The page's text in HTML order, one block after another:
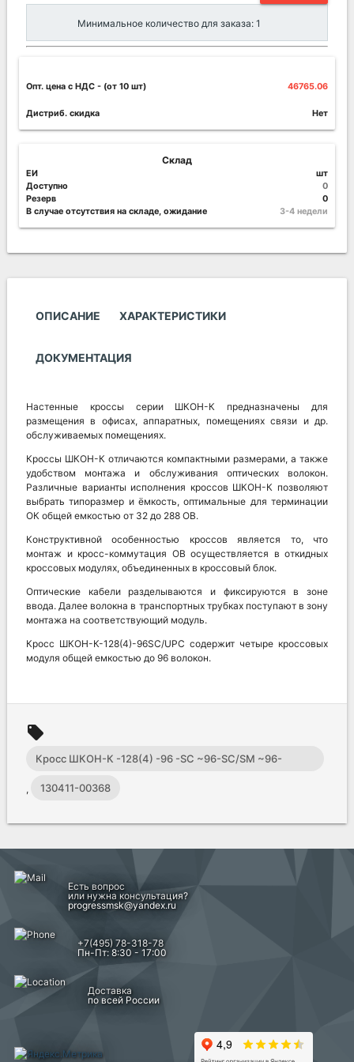
Минимальное количество для заказа: 1
Опт. цена c НДС - (от 10 шт) 46765.06
Дистриб. скидка Нет
Склад
ЕИ
шт
Доступно
0
Резерв
0
В случае отсутствия на складе, ожидание
3-4 недели
ОПИСАНИЕ ХАРАКТЕРИСТИКИ
ДОКУМЕНТАЦИЯ
Настенные кроссы серии ШКОН-К предназначены для
размещения в офисах, аппаратных, помещениях связи и др.
обслуживаемых помещениях.
Кроссы ШКОН-К отличаются компактными размерами, а также
удобством монтажа и обслуживания оптических волокон.
Различные варианты исполнения кроссов ШКОН-К позволяют
выбрать типоразмер и ёмкость, оптимальные для терминации
ОК общей емкостью от 32 до 288 ОВ.
Конструктивной особенностью кроссов является то, что
монтаж и кросс-коммутация ОВ осуществляется в откидных
кроссовых модулях, объединенных в кроссовый блок.
Оптические кабели разделываются и фиксируются в зоне
ввода. Далее волокна в транспортных трубках поступают в зону
монтажа на соответствующий модуль.
Кросс ШКОН-К-128(4)-96SC/UPC содержит четыре кроссовых
модуля общей емкостью до 96 волокон.
local_offer
Кросс ШКОН-К -128(4) -96 -SC ~96-SC/SM ~96-
SC/UPC ССД
, 130411-00368
Есть вопрос
или нужна консультация?
progressmsk@yandex.ru
+7(495) 78-318-78
Пн-Пт: 8:30 - 17:00
Доставка
по всей России